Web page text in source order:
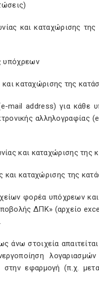
και καταχώρισης
υπόχρεων
καταχώρισης της
mail address) για κάθε
αλληλογραφίας
και καταχώρισης της
και καταχώρισης της
φορέα υπόχρεων
ΔΠΚ» (αρχείο
στοιχεία απαιτείται
εφαρμογή (π.χ.